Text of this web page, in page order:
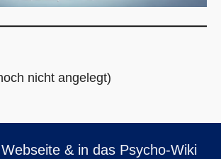
nicht angelegt)
& in das Psycho-Wiki